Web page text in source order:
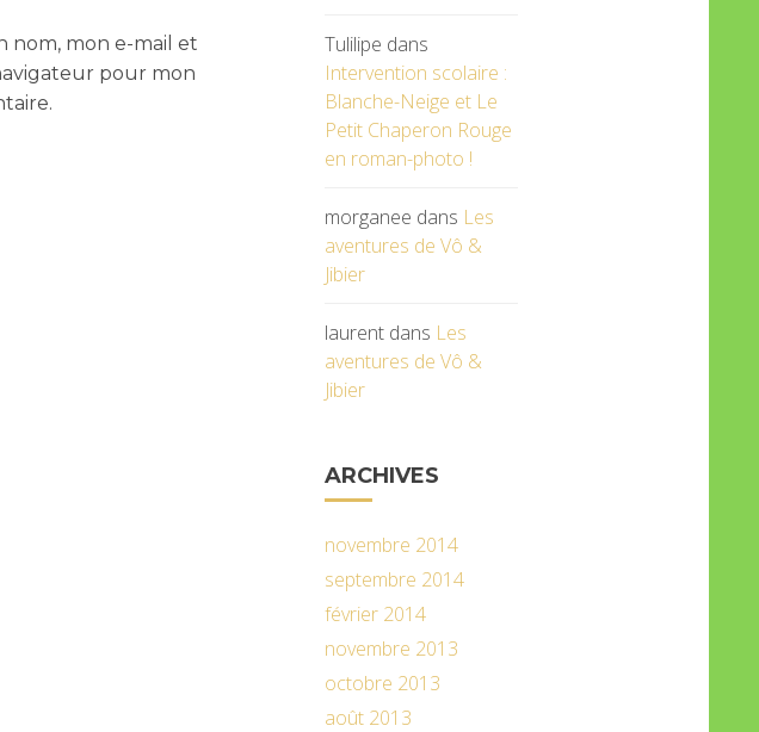
nom, mon e-mail et
pour mon
Tulilipe dans
Intervention scolaire :
Blanche-Neige et Le
Petit Chaperon Rouge
en roman-photo !
morganee dans Les
aventures de Vô &
Jibier
laurentdans Les
aventures de Vô &
Jibier
ARCHIVES
novembre 2014
septembre 2014
février 2014
novembre 2013
octobre 2013
août 2013